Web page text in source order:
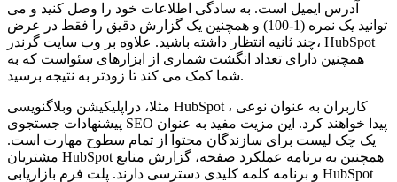
آدرس ایمیل است. به سادگی اطلاعات خود را وصل کنید و می
توانید یک نمره (1-100) و همچنین یک گزارش دقیق را فقط در عرض
چند ثانیه انتظار داشته باشید. علاوه بر وب سایت گرندر، HubSpot
همچنین دارای تعداد انگشت شماری از ابزارهای سئواست که به
شما کمک می کند تا زودتر به نتیجه برسید.
مثلا، دراپلیکیشن وبلاگنویسی HubSpot ، کاربران به عنوان نوعی
پیشنهادات جستجوی SEO پیدا خواهند کرد. این مزیت مفید به عنوان
یک چک لیست برای سازندگان محتوا از تمام سطوح مهارت است.
مشتریان HubSpot همچنین به برنامه عملکرد صفحه، گزارش منابع
و برنامه کلمه کلیدی دسترسی دارند. پلت فرم بازاریابی HubSpot